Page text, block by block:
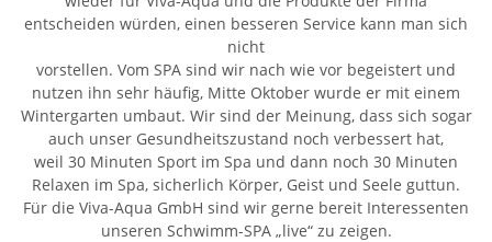
entscheiden würden, einen besseren Service kann man sich
nicht
vorstellen. Vom SPA sind wir nach wie vor begeistert und
nutzen ihn sehr häufig, Mitte Oktober wurde er mit einem
Wintergarten umbaut. Wir sind der Meinung, dass sich sogar
auch unser Gesundheitszustand noch verbessert hat,
weil 30 Minuten Sport im Spa und dann noch 30 Minuten
Relaxen im Spa, sicherlich Körper, Geist und Seele guttun.
Für die Viva-Aqua GmbH sind wir gerne bereit Interessenten
unseren Schwimm-SPA „live“ zu zeigen.